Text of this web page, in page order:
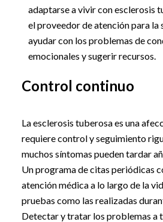
adaptarse a vivir con esclerosis
el proveedor de atención para la
ayudar con los problemas de
emocionales y sugerir recursos.
Control continuo
La esclerosis tuberosa es una
requiere control y seguimiento
muchos síntomas pueden tardar
Un programa de citas periódicas
atención médica a lo largo de la
pruebas como las realizadas
Detectar y tratar los problemas a